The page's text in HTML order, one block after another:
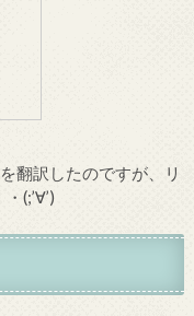
翻訳したのですが、リ
(;’∀’)